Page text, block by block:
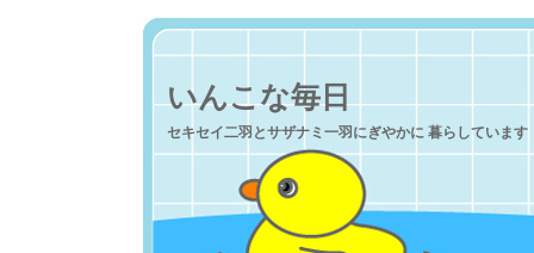
いんこな毎日
セキセイ二羽とサザナミ一羽にぎやかに 暮らしています